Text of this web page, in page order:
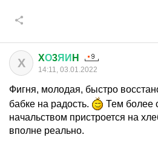
X XО3ЯИ H
14:11, 03.01.2022
Фигня, молодая, быстро
бабке на радость.
Тем более
начальством пристроется на
вполне реально.